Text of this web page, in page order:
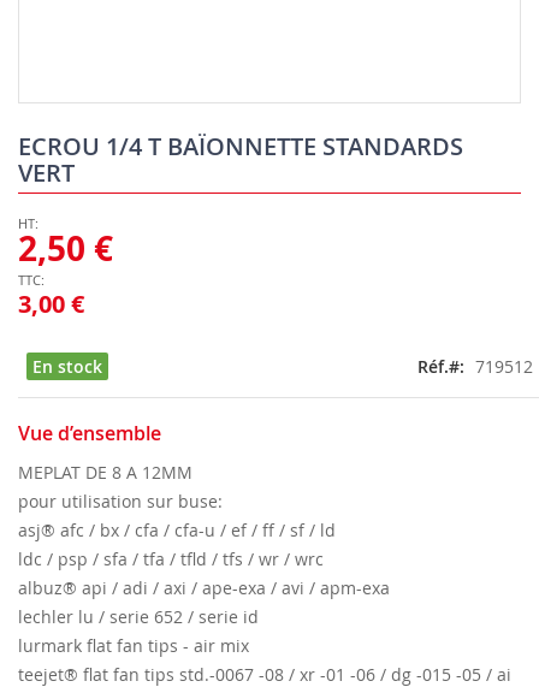
ECROU 1/4 T BAÏONNETTE STANDARDS
VERT
3,00 €
2,50 €
En stock Réf. 719512
Vue d’ensemble
MEPLAT DE 8 A 12MM
pour utilisation sur buse:
asj® afc / bx / cfa / cfa-u / ef / ff / sf / ld
ldc / psp / sfa / tfa / tfld / tfs / wr / wrc
albuz® api / adi / axi / ape-exa / avi / apm-exa
lechler lu / serie 652 / serie id
lurmark flat fan tips - air mix
teejet® flat fan tips std.-0067 -08 / xr -01 -06 / dg -015 -05 / ai
to
the
beginning
the
images
gallery